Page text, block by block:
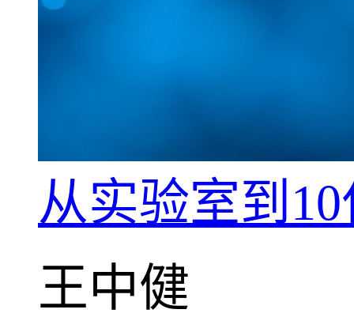
从实验室到
王中健